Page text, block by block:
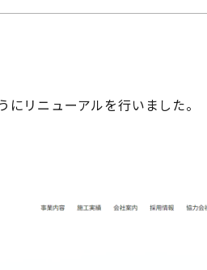
リニューアルを行いました。